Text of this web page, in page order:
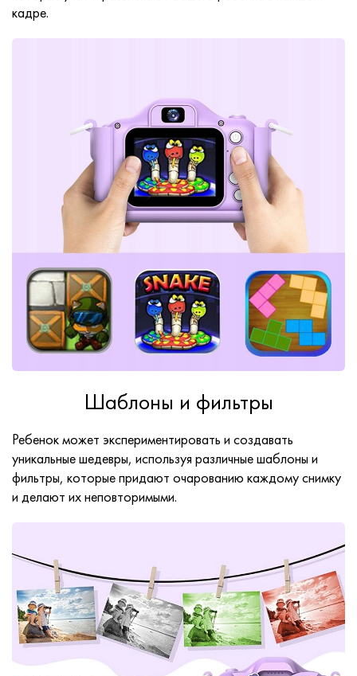
кадре.
Шаблоны и фильтры
Ребенок может экспериментировать и создавать
уникальные шедевры, используя различные шаблоны и
фильтры, которые придают очарованию каждому снимку
и делают их неповторимыми.